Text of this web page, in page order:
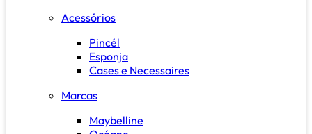
Acessórios
Pincél
Esponja
Cases e Necessaires
Marcas
Maybelline